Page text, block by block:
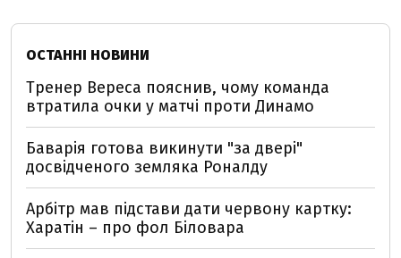
ОСТАННІ НОВИНИ
Тренер Вереса пояснив, чому команда
втратила очки у матчі проти Динамо
Баварія готова викинути "за двері"
досвідченого земляка Роналду
Арбітр мав підстави дати червону картку:
Харатін – про фол Біловара